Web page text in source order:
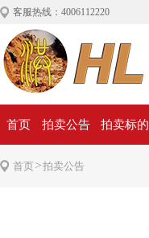
客服热线：4006112220
首页 拍卖公告 拍卖标的
首页>拍卖公告